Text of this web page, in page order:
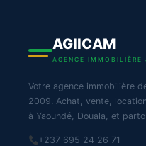
AGIICAM
AGENCE IMMOBILIÈRE
Votre agence immobilière
2009. Achat, vente,
à Yaoundé, Douala, et
+237 695 24 26 71